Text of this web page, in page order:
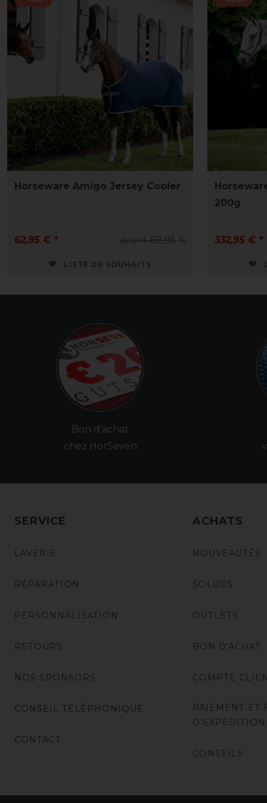
Horseware Amigo Jersey Cooler
avant 69,95 €
62,95 € *
LISTE DE SOUHAITS
200g
332,95 € *
Bon d'achat
chez HorSeven
SERVICE
LAVERIE
RÉPARATION
PERSONNALISATION
RETOURS
NOS SPONSORS
CONSEIL TÉLÉPHONIQUE
CONTACT
ACHATS
NOUVEAUTÉS
SOLDES
OUTLETS
BON D'ACHAT
COMPTE
PAIEMENT ET
D'EXPÉDITION
CONSEILS